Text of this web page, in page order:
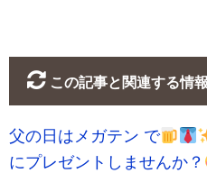
この記事と関連する情報
父の日はメガテン で
にプレゼントしませんか？